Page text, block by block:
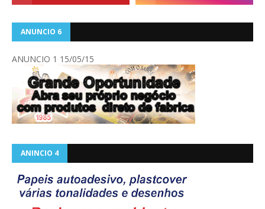
ANUNCIO 6
ANUNCIO 1 15/05/15
ANINCIO 4